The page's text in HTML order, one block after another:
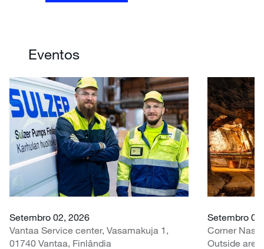
Eventos
Setembro 02, 2026
Vantaa Service center, Vasamakuja 1,
01740 Vantaa, Finlândia
Setembro
Corner
Outside area